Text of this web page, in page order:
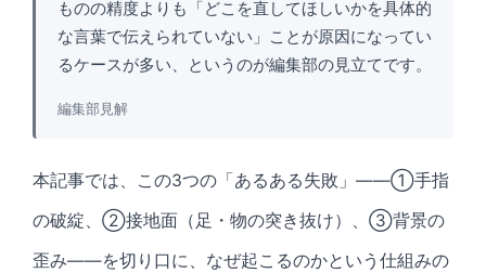
ものの精度よりも「どこを直してほしいかを具体的
な言葉で伝えられていない」ことが原因になってい
るケースが多い、というのが編集部の見立てです。
編集部見解
本記事では、この3つの「あるある失敗」——①手指
の破綻、②接地面（足・物の突き抜け）、③背景の
歪み——を切り口に、なぜ起こるのかという仕組みの